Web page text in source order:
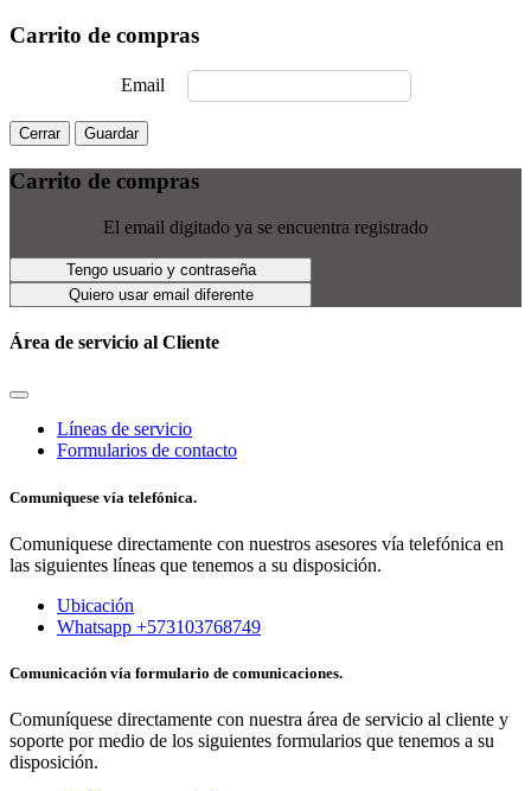
Carrito de compras
Email
Cerrar Guardar
Carrito de compras
El email digitado ya se encuentra registrado
Tengo usuario y contraseña
Quiero usar email diferente
Área de servicio al Cliente
Líneas de servicio
Formularios de contacto
Comuniquese vía telefónica.
Comuniquese directamente con nuestros asesores vía telefónica en
las siguientes líneas que tenemos a su disposición.
Ubicación
Whatsapp +573103768749
Comunicación vía formulario de comunicaciones.
Comuníquese directamente con nuestra área de servicio al cliente y
soporte por medio de los siguientes formularios que tenemos a su
disposición.